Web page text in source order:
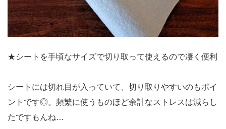
★シートを手頃なサイズで切り取って使えるので凄く便利
シートには切れ目が入っていて、切り取りやすいのもポイ
ントです◎。頻繁に使うものほど余計なストレスは減らし
たですもんね…